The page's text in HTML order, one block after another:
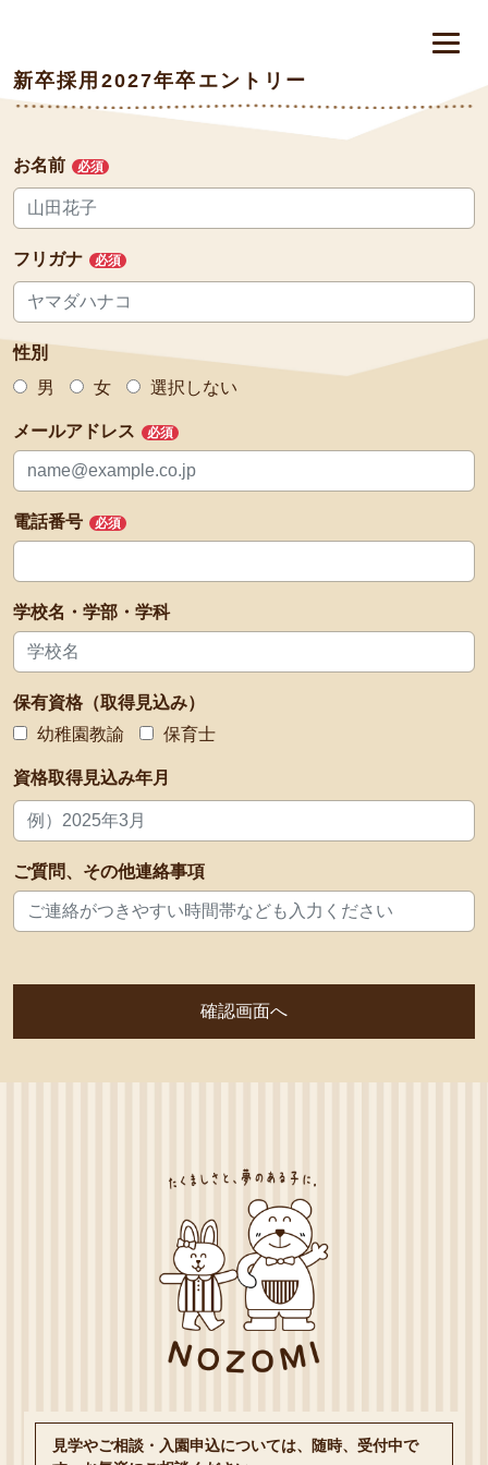
新卒採用2027年卒エントリー
お名前 必須
フリガナ 必須
性別
男
女 選択しない
メールアドレス 必須
電話番号 必須
学校名・学部・学科
保有資格（取得見込み）
幼稚園教諭
保育士
資格取得見込み年月
ご質問、その他連絡事項
見学やご相談・入園申込については、随時、受付中で